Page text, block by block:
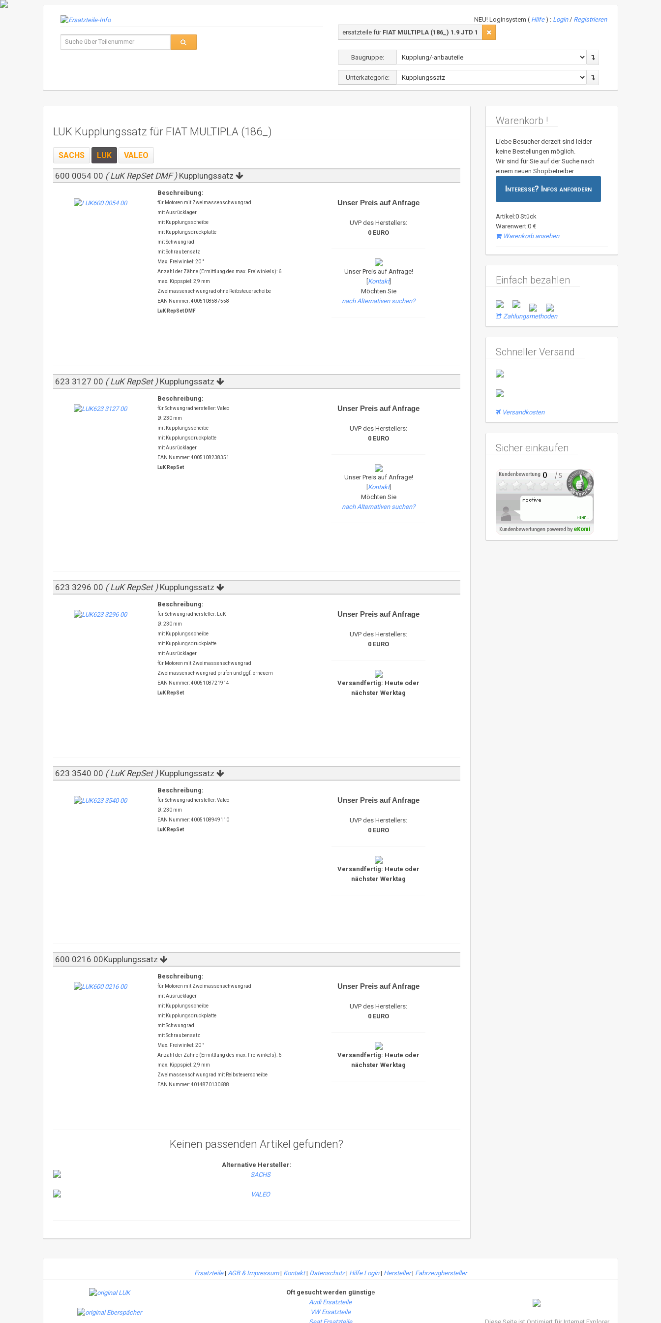
NEU! Loginsystem ( Hilfe) : Login/ Registrieren
ersatzteile für FIAT MULTIPLA (186_) 1.9 JTD 1
Baugruppe:
Unterkategorie:
LUK Kupplungssatz für FIAT MULTIPLA (186_)
SACHS LUK VALEO
600 0054 00 ( LuK RepSet DMF ) Kupplungssatz
Beschreibung:
für Motoren mit Zweimassenschwungrad
mit Ausrücklager
mit Kupplungsscheibe
mit Kupplungsdruckplatte
mit Schwungrad
mit Schraubensatz
Max. Freiwinkel: 20 °
Anzahl der Zähne (Ermittlung des max. Freiwinkels): 6
max. Kippspiel: 2,9 mm
Zweimassenschwungrad ohne Reibsteuerscheibe
EAN Nummer: 4005108587558
LuK RepSet DMF
Unser Preis auf Anfrage
UVP des Herstellers:
0 EURO
Unser Preis auf Anfrage!
Kontakt]
Möchten Sie
nach Alternativen suchen?
623 3127 00 ( LuK RepSet ) Kupplungssatz
Beschreibung:
für Schwungradhersteller: Valeo
Ø: 230 mm
mit Kupplungsscheibe
mit Kupplungsdruckplatte
mit Ausrücklager
EAN Nummer: 4005108238351
LuK RepSet
Unser Preis auf Anfrage
UVP des Herstellers:
0 EURO
Unser Preis auf Anfrage!
Kontakt]
Möchten Sie
nach Alternativen suchen?
623 3296 00 ( LuK RepSet ) Kupplungssatz
Beschreibung:
für Schwungradhersteller: LuK
Ø: 230 mm
mit Kupplungsscheibe
mit Kupplungsdruckplatte
mit Ausrücklager
für Motoren mit Zweimassenschwungrad
Zweimassenschwungrad prüfen und ggf. erneuern
EAN Nummer: 4005108721914
LuK RepSet
Unser Preis auf Anfrage
UVP des Herstellers:
0 EURO
Versandfertig: Heute oder
nächster Werktag
623 3540 00 ( LuK RepSet ) Kupplungssatz
Beschreibung:
für Schwungradhersteller: Valeo
Ø: 230 mm
EAN Nummer: 4005108949110
LuK RepSet
Unser Preis auf Anfrage
UVP des Herstellers:
0 EURO
Versandfertig: Heute oder
nächster Werktag
600 0216 00Kupplungssatz
Beschreibung:
für Motoren mit Zweimassenschwungrad
mit Ausrücklager
mit Kupplungsscheibe
mit Kupplungsdruckplatte
mit Schwungrad
mit Schraubensatz
Max. Freiwinkel: 20 °
Anzahl der Zähne (Ermittlung des max. Freiwinkels): 6
max. Kippspiel: 2,9 mm
Zweimassenschwungrad mit Reibsteuerscheibe
EAN Nummer: 4014870130688
Unser Preis auf Anfrage
UVP des Herstellers:
0 EURO
Versandfertig: Heute oder
nächster Werktag
Keinen passenden Artikel gefunden?
Alternative Hersteller:
Warenkorb !
Liebe Besucher derzeit sind leider
keine Bestellungen möglich.
Wir sind für Sie auf der Suche nach
einem neuen Shopbetreiber.
Interesse? Infos anfordern
Artikel:0 Stück
Warenwert:0 €
Warenkorb ansehen
Einfach bezahlen
Zahlungsmethoden
Schneller Versand
Versandkosten
Sicher einkaufen
Ersatzteile| AGB & Impressum| Kontakt| Datenschutz| Hilfe Login| Hersteller| Fahrzeughersteller
Oft gesucht werden günstige
Audi Ersatzteile
VW Ersatzteile